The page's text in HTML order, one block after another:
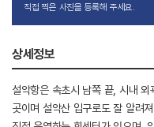
직접 찍은 사진을 등록해 주세요.
상세정보
설악항은 속초시 남쪽 끝, 시내 외
곳이며 설악산 입구로도 잘 알려